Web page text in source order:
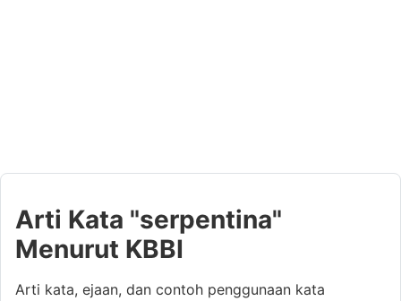
Arti Kata "serpentina"
Menurut KBBI
Arti kata, ejaan, dan contoh penggunaan kata